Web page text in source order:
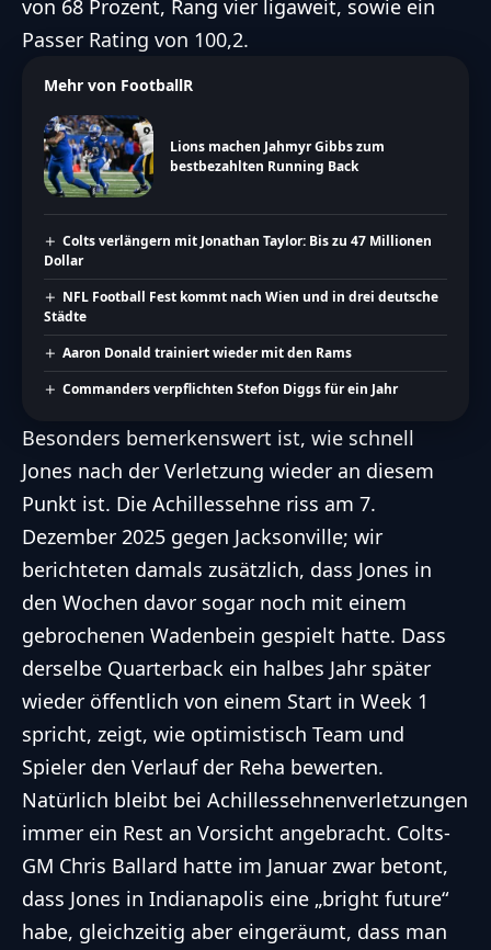
von 68 Prozent, Rang vier ligaweit, sowie ein
Passer Rating von 100,2.
Mehr von FootballR
Lions machen Jahmyr Gibbs zum
bestbezahlten Running Back
Colts verlängern mit Jonathan Taylor: Bis zu 47 Millionen
Dollar
NFL Football Fest kommt nach Wien und in drei deutsche
Städte
Aaron Donald trainiert wieder mit den Rams
Commanders verpflichten Stefon Diggs für ein Jahr
Besonders bemerkenswert ist, wie schnell
Jones nach der Verletzung wieder an diesem
Punkt ist. Die Achillessehne riss am 7.
Dezember 2025 gegen Jacksonville; wir
berichteten damals zusätzlich, dass Jones in
den Wochen davor sogar noch mit einem
gebrochenen Wadenbein gespielt hatte. Dass
derselbe Quarterback ein halbes Jahr später
wieder öffentlich von einem Start in Week 1
spricht, zeigt, wie optimistisch Team und
Spieler den Verlauf der Reha bewerten.
Natürlich bleibt bei Achillessehnenverletzungen
immer ein Rest an Vorsicht angebracht. Colts-
GM Chris Ballard hatte im Januar zwar betont,
dass Jones in Indianapolis eine „bright future“
habe, gleichzeitig aber eingeräumt, dass man